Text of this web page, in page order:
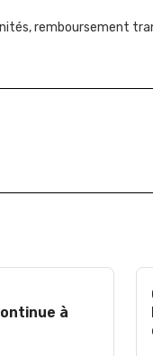
remboursement
à